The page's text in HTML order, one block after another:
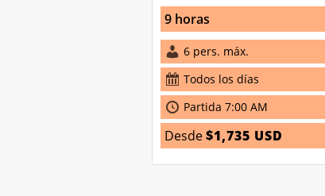
9 horas
6 pers. máx.
Todos los días
Partida 7:00 AM
Desde$1,735 USD